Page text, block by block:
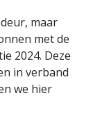
maar
met de
2024. Deze
in verband
we hier